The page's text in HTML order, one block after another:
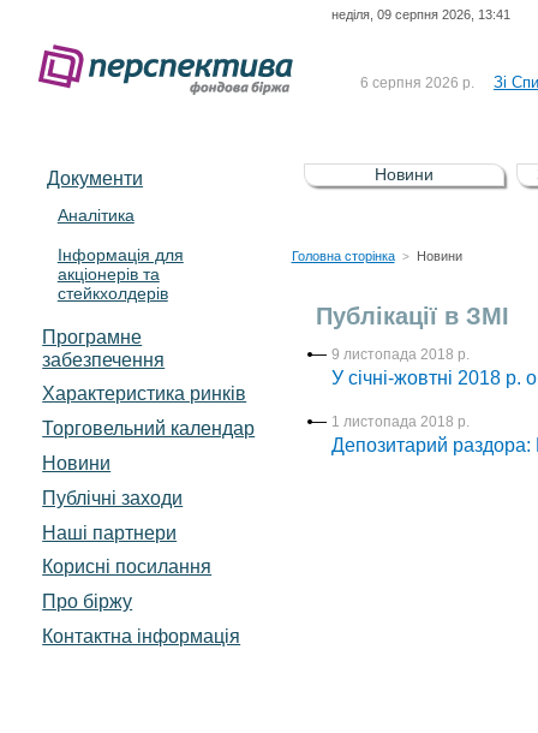
неділя, 09 серпня 2026, 13:41
6 серпня 2026 р. Зі
5 серпня 2026 р.
Зі
UA4000232607)
4 серпня 2026 р.
Документи
Аналітика
Інформація для
акціонерів та
стейкхолдерів
Програмне
забезпечення
Характеристика pинків
Торговельний календар
Новини
Публічні заходи
Наші партнери
Корисні посилання
Про біржу
Контактна інформація
Новини
Головна сторінка > Новини
Публікації в ЗМІ
9 листопада 2018 р.
У січні-жовтні 2018 р.
1 листопада 2018 р.
Депозитарий